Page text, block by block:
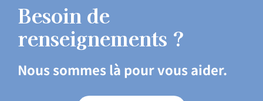
Besoin de
renseignements ?
Nous sommes là pour vous aider.